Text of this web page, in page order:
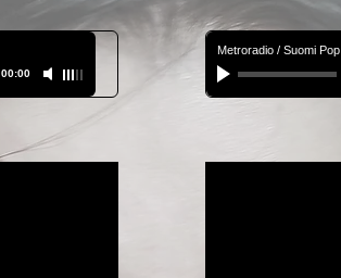
00:00
Metroradio / Suomi Pop